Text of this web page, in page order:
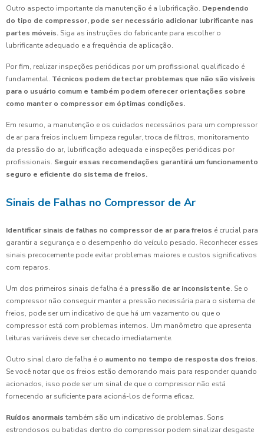
Outro aspecto importante da manutenção é a lubrificação. Dependendo
do tipo de compressor, pode ser necessário adicionar lubrificante nas
partes móveis. Siga as instruções do fabricante para escolher o
lubrificante adequado e a frequência de aplicação.
Por fim, realizar inspeções periódicas por um profissional qualificado é
fundamental. Técnicos podem detectar problemas que não são visíveis
para o usuário comum e também podem oferecer orientações sobre
como manter o compressor em óptimas condições.
Em resumo, a manutenção e os cuidados necessários para um compressor
de ar para freios incluem limpeza regular, troca de filtros, monitoramento
da pressão do ar, lubrificação adequada e inspeções periódicas por
profissionais. Seguir essas recomendações garantirá um funcionamento
seguro e eficiente do sistema de freios.
Sinais de Falhas no Compressor de Ar
Identificar sinais de falhas no compressor de ar para freios é crucial para
garantir a segurança e o desempenho do veículo pesado. Reconhecer esses
sinais precocemente pode evitar problemas maiores e custos significativos
com reparos.
Um dos primeiros sinais de falha é a pressão de ar inconsistente. Se o
compressor não conseguir manter a pressão necessária para o sistema de
freios, pode ser um indicativo de que há um vazamento ou que o
compressor está com problemas internos. Um manômetro que apresenta
leituras variáveis deve ser checado imediatamente.
Outro sinal claro de falha é o aumento no tempo de resposta dos freios.
Se você notar que os freios estão demorando mais para responder quando
acionados, isso pode ser um sinal de que o compressor não está
fornecendo ar suficiente para acioná-los de forma eficaz.
Ruídos anormais também são um indicativo de problemas. Sons
estrondosos ou batidas dentro do compressor podem sinalizar desgaste